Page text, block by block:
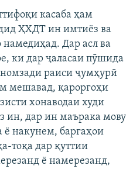
касаба ҳам
ҲХДТ ин имтиёз ва
Дар асл ва
ки дар ҷаласаи пӯшида
раиси ҷумҳурӣ
мешавад, қароргоҳи
хонаводаи худи
ин, дар ин маърака мову
накунем, баргаҳои
тоқа дар қуттии
ё намерезанд,